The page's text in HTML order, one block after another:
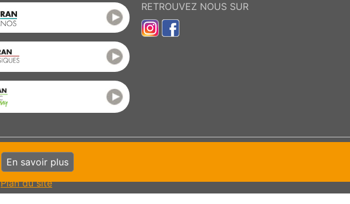
En savoir plus
RETROUVEZ NOUS SUR
Plan du site